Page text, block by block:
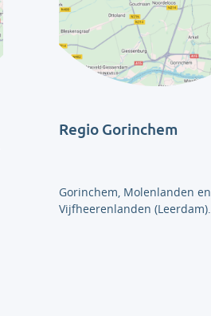
Regio Gorinchem
Gorinchem, Molenlanden en
Vijfheerenlanden (Leerdam).